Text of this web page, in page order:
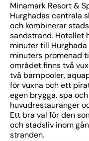
Minamark Resort &
Hurghadas centrala
och kombinerar
sandstrand. Hotellet
minuter till
minuters promenad
området finns två
två barnpooler,
för vuxna och ett
egen brygga, spa
huvudrestauranger
Ett bra val för den
och stadsliv inom
stranden.